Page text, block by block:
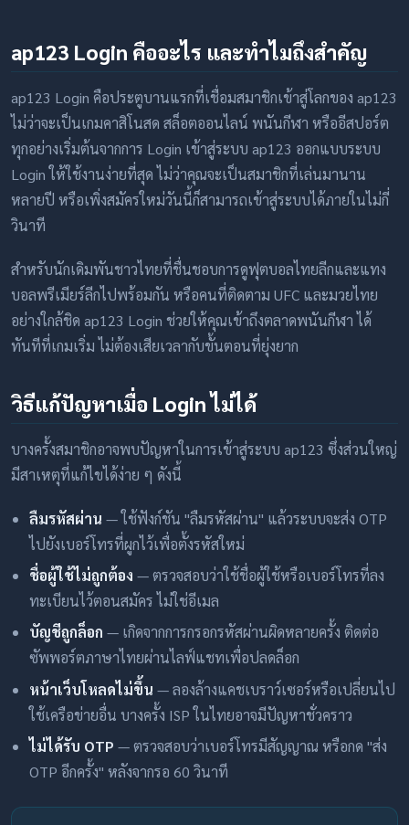
ap123 Login คืออะไร และทำไมถึงสำคัญ
ap123 Login คือประตูบานแรกที่เชื่อมสมาชิกเข้าสู่โลกของ ap123
ไม่ว่าจะเป็นเกมคาสิโนสด สล็อตออนไลน์ พนันกีฬา หรืออีสปอร์ต
ทุกอย่างเริ่มต้นจากการ Login เข้าสู่ระบบ ap123 ออกแบบระบบ
Login ให้ใช้งานง่ายที่สุด ไม่ว่าคุณจะเป็นสมาชิกที่เล่นมานาน
หลายปี หรือเพิ่งสมัครใหม่วันนี้ก็สามารถเข้าสู่ระบบได้ภายในไม่กี่
วินาที
สำหรับนักเดิมพันชาวไทยที่ชื่นชอบการดูฟุตบอลไทยลีกและแทง
บอลพรีเมียร์ลีกไปพร้อมกัน หรือคนที่ติดตาม UFC และมวยไทย
อย่างใกล้ชิด ap123 Login ช่วยให้คุณเข้าถึงตลาดพนันกีฬา ได้
ทันทีที่เกมเริ่ม ไม่ต้องเสียเวลากับขั้นตอนที่ยุ่งยาก
วิธีแก้ปัญหาเมื่อ Login ไม่ได้
บางครั้งสมาชิกอาจพบปัญหาในการเข้าสู่ระบบ ap123 ซึ่งส่วนใหญ่
มีสาเหตุที่แก้ไขได้ง่าย ๆ ดังนี้
ลืมรหัสผ่าน — ใช้ฟังก์ชัน "ลืมรหัสผ่าน" แล้วระบบจะส่ง OTP
ไปยังเบอร์โทรที่ผูกไว้เพื่อตั้งรหัสใหม่
ชื่อผู้ใช้ไม่ถูกต้อง — ตรวจสอบว่าใช้ชื่อผู้ใช้หรือเบอร์โทรที่ลง
ทะเบียนไว้ตอนสมัคร ไม่ใช่อีเมล
บัญชีถูกล็อก — เกิดจากการกรอกรหัสผ่านผิดหลายครั้ง ติดต่อ
ซัพพอร์ตภาษาไทยผ่านไลฟ์แชทเพื่อปลดล็อก
หน้าเว็บโหลดไม่ขึ้น — ลองล้างแคชเบราว์เซอร์หรือเปลี่ยนไป
ใช้เครือข่ายอื่น บางครั้ง ISP ในไทยอาจมีปัญหาชั่วคราว
ไม่ได้รับ OTP — ตรวจสอบว่าเบอร์โทรมีสัญญาณ หรือกด "ส่ง
OTP อีกครั้ง" หลังจากรอ 60 วินาที